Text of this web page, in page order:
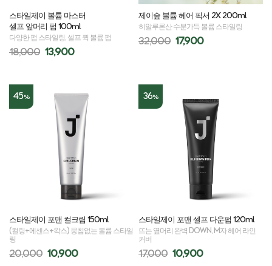
스타일제이 볼륨 마스터
셀프 앞머리 펌 100ml
다양한 펌 스타일링, 셀프 퀵 볼륨 펌
18,000 13,900
제이숲 볼륨 헤어 픽서 2X 200ml
히알루론산 수분가득 볼륨 스타일링
32,000 17,900
45%
스타일제이 포맨 컬크림 150ml
(컬링+에센스+왁스) 뭉침없는 볼륨 스타일
링
20,000 10,900
36%
스타일제이 포맨 셀프 다운펌 120ml
뜨는 옆머리 완벽 DOWN, M자 헤어 라인
커버
17,000 10,900